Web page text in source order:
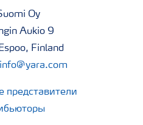
Oy
Aukio 9
Finland
представители